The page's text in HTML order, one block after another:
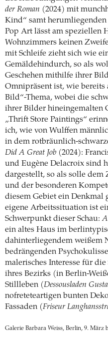
der Roman (2024) mit
Kind“ samt herumliegenden
Pop Art lässt am speziellen
Wohnzimmers keinen
mit Schleife zieht sich wie
Gemäldehindurch, so als
Geschehen mithilfe ihrer
Omnipräsent ist, wie bereits
Bild“-Thema, wobei die
ihrer Bilder hineingemalten
„Thrift Store Paintings“
ich, wie von Wulffen
in dem rotbräunlich-
Did A Great Job (2024):
und Eugène Delacroix sind
dargestellt, so als solle dem
und der besonderen
diesem Gebiet ein Denkmal
eigene Arbeitssituation ist
Schwerpunkt dieser Schau:
ein altes Haus im
dahinterliegendem weißem
bedrängenden
malerisches Interesse für
ihres Bezirks (in Berlin-
Stillleben (Dessousladen
nofreteteartigen bunten
Fassaden (Friseur
Galerie Barbara Weiss, Berlin, 9. März